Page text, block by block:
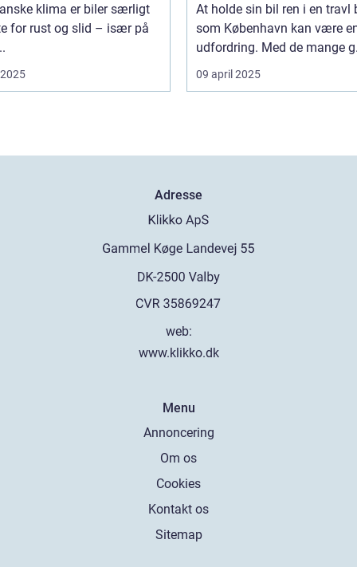
klima er biler særligt
for rust og slid – især på
At holde sin bil ren i en travl
som København kan være
udfordring. Med de mange
09 april 2025
Adresse
web:
www.klikko.dk
Menu
Annoncering
Om os
Cookies
Kontakt os
Sitemap